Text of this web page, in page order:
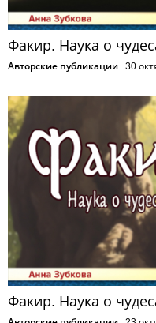
Факир. Наука о
Авторские публикации 30
Факир. Наука о